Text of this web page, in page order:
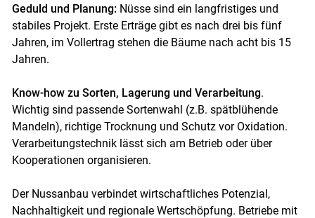
Geduld und Planung: Nüsse sind ein langfristiges und
stabiles Projekt. Erste Erträge gibt es nach drei bis fünf
Jahren, im Vollertrag stehen die Bäume nach acht bis 15
Jahren.
Know-how zu Sorten, Lagerung und Verarbeitung.
Wichtig sind passende Sortenwahl (z.B. spätblühende
Mandeln), richtige Trocknung und Schutz vor Oxidation.
Verarbeitungstechnik lässt sich am Betrieb oder über
Kooperationen organisieren.
Der Nussanbau verbindet wirtschaftliches Potenzial,
Nachhaltigkeit und regionale Wertschöpfung. Betriebe mit